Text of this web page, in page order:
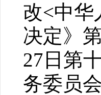
改<中华
决定》
27日第
务委员